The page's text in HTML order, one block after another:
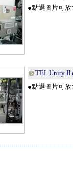
●點選圖片可
TEL Unity II
●點選圖片可